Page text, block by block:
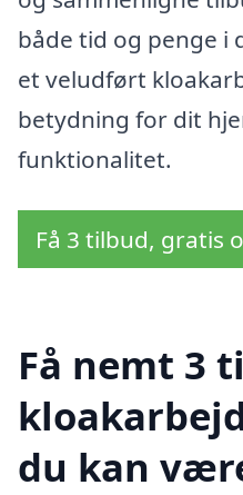
både tid og penge i
et veludført
betydning for dit
funktionalitet.
Få 3 tilbud, gratis
Få nemt 3
du kan